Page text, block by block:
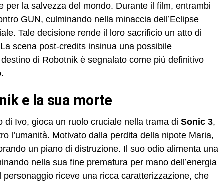
per la salvezza del mondo. Durante il film, entrambi
GUN, culminando nella minaccia dell’Eclipse
Tale decisione rende il loro sacrificio un atto di
scena post-credits insinua una possibile
di Robotnik è segnalato come più definitivo
e la sua morte
Ivo, gioca un ruolo cruciale nella trama di Sonic 3,
l’umanità. Motivato dalla perdita della nipote Maria,
un piano di distruzione. Il suo odio alimenta una
nella sua fine prematura per mano dell’energia
riceve una ricca caratterizzazione, che